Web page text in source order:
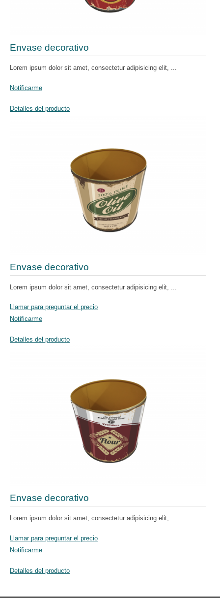
Envase decorativo
Lorem ipsum dolor sit amet, consectetur adipisicing elit, ...
Notificarme
Detalles del producto
Envase decorativo
Lorem ipsum dolor sit amet, consectetur adipisicing elit, ...
Llamar para preguntar el precio
Notificarme
Detalles del producto
Envase decorativo
Lorem ipsum dolor sit amet, consectetur adipisicing elit, ...
Llamar para preguntar el precio
Notificarme
Detalles del producto